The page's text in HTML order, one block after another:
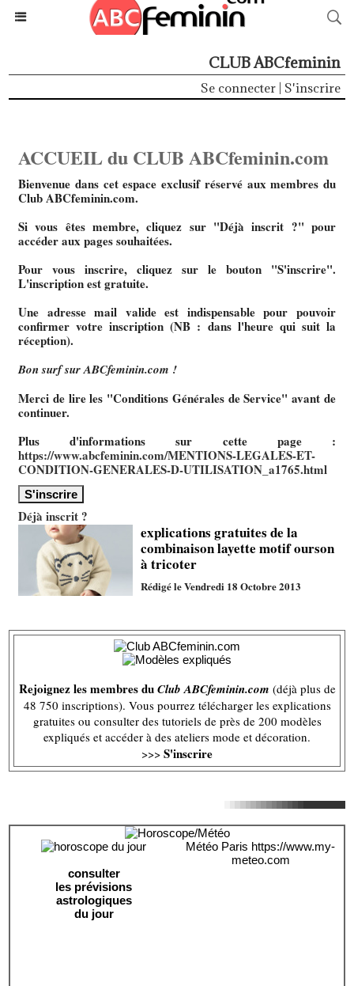
CLUB ABCfeminin
Se connecter S'inscrire
ACCUEIL du CLUB ABCfeminin.com
Bienvenue dans cet espace exclusif réservé aux membres du
Club ABCfeminin.com.
Si vous êtes membre, cliquez sur "Déjà inscrit ?" pour
accéder aux pages souhaitées.
Pour vous inscrire, cliquez sur le bouton "S'inscrire".
L'inscription est gratuite.
Une adresse mail valide est indispensable pour pouvoir
confirmer votre inscription (NB : dans l'heure qui suit la
réception).
Bon surf sur ABCfeminin.com !
Merci de lire les "Conditions Générales de Service" avant de
continuer.
Plus d'informations sur cette page :
https://www.abcfeminin.com/MENTIONS-LEGALES-ET-
CONDITION-GENERALES-D-UTILISATION_a1765.html
Déjà inscrit ?
explications gratuites de la
combinaison layette motif ourson
à tricoter
Rédigé le Vendredi 18 Octobre 2013
Rejoignez les membres duClub ABCfeminin.com (déjà plus de
48 750 inscriptions). Vous pourrez télécharger les explications
gratuites ou consulter des tutoriels de près de 200 modèles
expliqués et accéder à des ateliers mode et décoration.
>>> S'inscrire
consulter
les prévisions
astrologiques
du jour
Météo Paris https://www.my-
meteo.com